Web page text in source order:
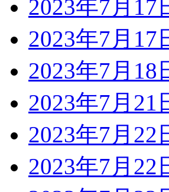
2023年7月
2023年7月
2023年7月18
2023年7月
2023年7月
2023年7月